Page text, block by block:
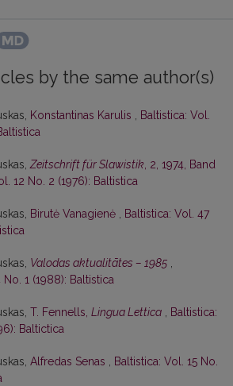
by the same author(s)
Konstantinas Karulis , Baltistica: Vol.
Zeitschrift für Slawistik, 2, 1974, Band
12 No. 2 (1976): Baltistica
Birutė Vanagienė , Baltistica: Vol. 47
Valodas aktualitātes – 1985 ,
1 (1988): Baltistica
T. Fennells, Lingua Lettica , Baltistica:
Baltictica
Alfredas Senas , Baltistica: Vol. 15 No.